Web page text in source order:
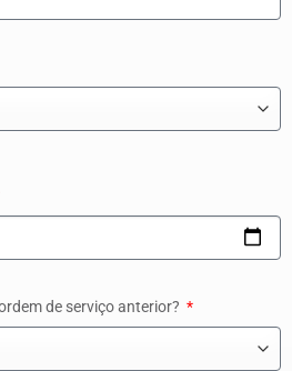
de serviço anterior?